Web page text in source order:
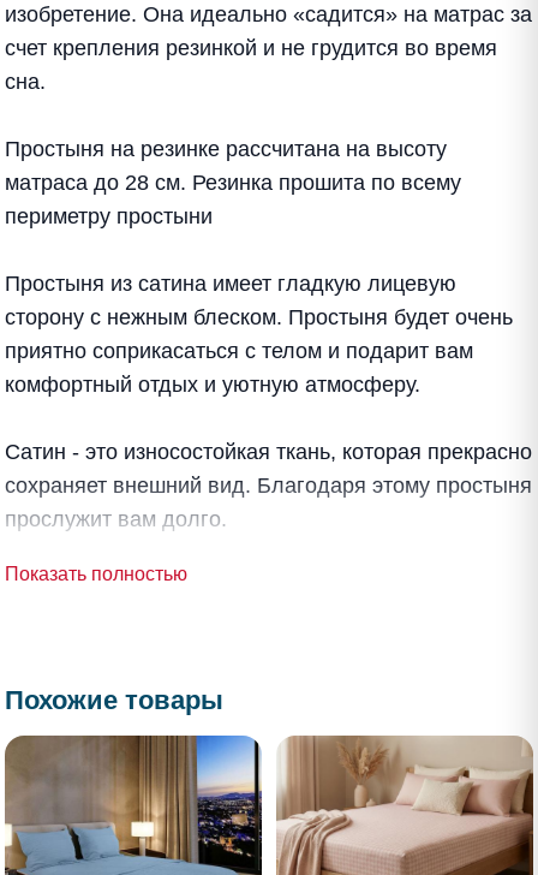
изобретение. Она идеально «садится» на матрас за
счет крепления резинкой и не грудится во время
сна.
Простыня на резинке рассчитана на высоту
матраса до 28 см. Резинка прошита по всему
периметру простыни
Простыня из сатина имеет гладкую лицевую
сторону с нежным блеском. Простыня будет очень
приятно соприкасаться с телом и подарит вам
комфортный отдых и уютную атмосферу.
Сатин - это износостойкая ткань, которая прекрасно
сохраняет внешний вид. Благодаря этому простыня
прослужит вам долго.
Показать полностью
Похожие товары